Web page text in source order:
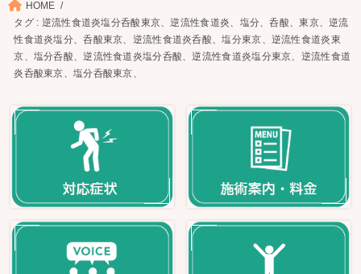
HOME
タグ : 逆流性食道炎塩分呑酸東京、逆流性食道炎、塩分、呑酸、東京、逆流
性食道炎塩分、呑酸東京、逆流性食道炎呑酸、塩分東京、逆流性食道炎東
京、塩分呑酸、逆流性食道炎塩分呑酸、逆流性食道炎塩分東京、逆流性食道
炎呑酸東京、塩分呑酸東京、